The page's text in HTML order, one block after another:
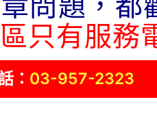
只有服務
： 03-957-2323